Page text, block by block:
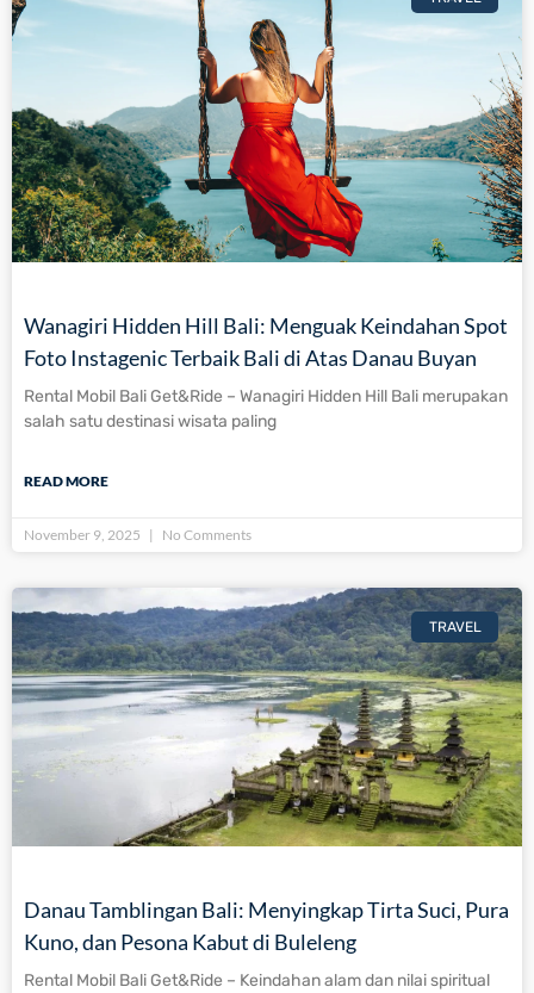
Wanagiri Hidden Hill Bali: Menguak Keindahan Spot
Foto Instagenic Terbaik Bali di Atas Danau Buyan
Rental Mobil Bali Get&Ride – Wanagiri Hidden Hill Bali merupakan
salah satu destinasi wisata paling
READ MORE
November 9, 2025 No Comments
TRAVEL
Danau Tamblingan Bali: Menyingkap Tirta Suci, Pura
Kuno, dan Pesona Kabut di Buleleng
Rental Mobil Bali Get&Ride – Keindahan alam dan nilai spiritual